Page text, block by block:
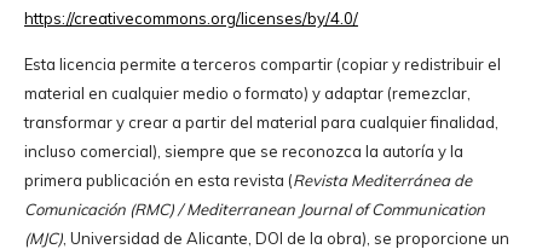
https://creativecommons.org/licenses/by/4.0/
Esta licencia permite a terceros compartir (copiar y redistribuir el
material en cualquier medio o formato) y adaptar (remezclar,
transformar y crear a partir del material para cualquier finalidad,
incluso comercial), siempre que se reconozca la autoría y la
primera publicación en esta revista (Revista Mediterránea de
Comunicación (RMC) / Mediterranean Journal of Communication
(MJC), Universidad de Alicante, DOI de la obra), se proporcione un